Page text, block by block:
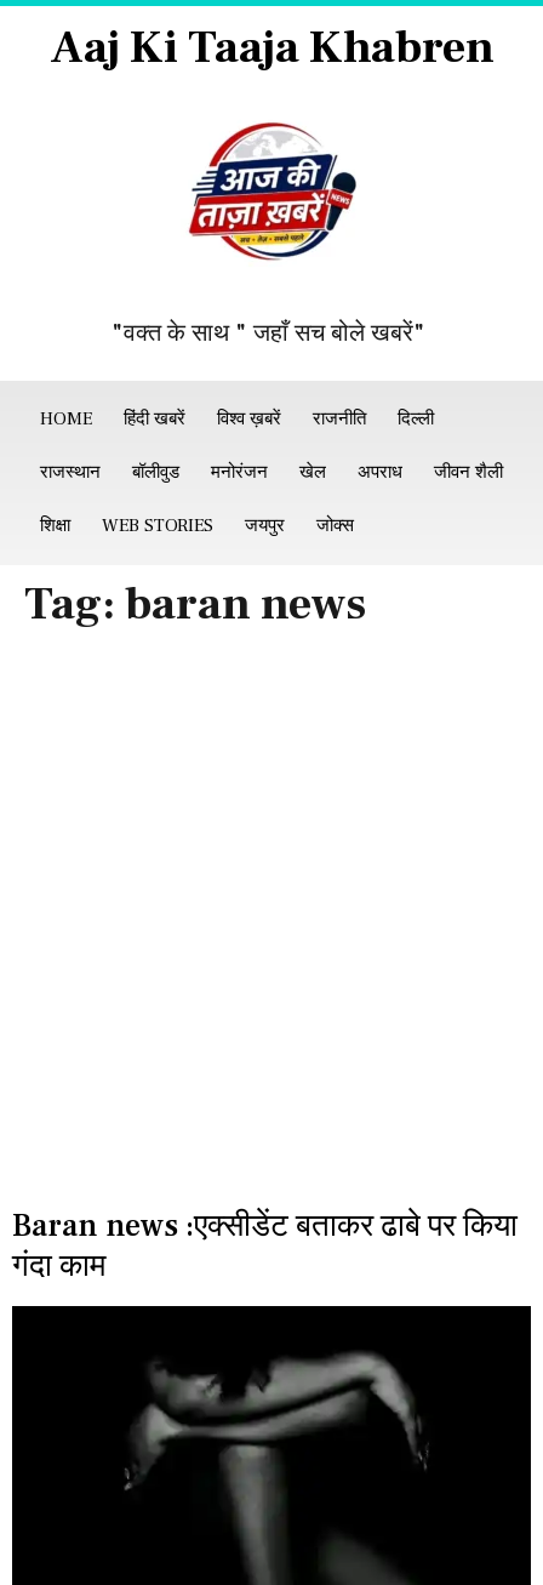
Aaj Ki Taaja Khabren
"वक्त के साथ " जहाँ सच बोले खबरें"
HOME हिंदी खबरें विश्व ख़बरें राजनीति दिल्ली
राजस्थान बॉलीवुड मनोरंजन खेल अपराध जीवन शैली
शिक्षा WEB STORIES जयपुर जोक्स
Tag: baran news
Baran news :एक्सीडेंट बताकर ढाबे पर किया
गंदा काम